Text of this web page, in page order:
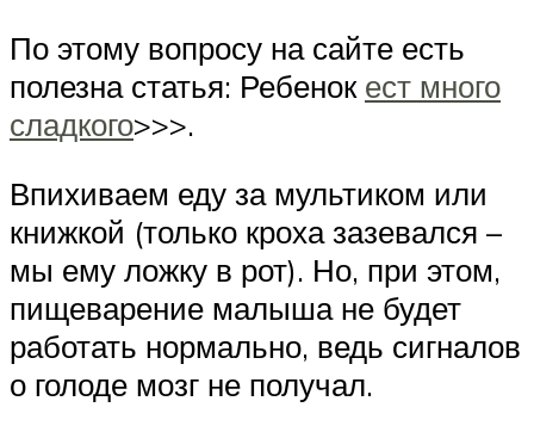
По этому вопросу на сайте есть
полезна статья: Ребенок ест много
сладкого>>>.
Впихиваем еду за мультиком или
книжкой (только кроха зазевался –
мы ему ложку в рот). Но, при этом,
пищеварение малыша не будет
работать нормально, ведь сигналов
о голоде мозг не получал.